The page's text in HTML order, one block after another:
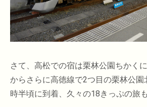
さて、高松での宿は栗林公園ちかく
からさらに高徳線で2つ目の栗林公
時半頃に到着、久々の18きっぷの旅